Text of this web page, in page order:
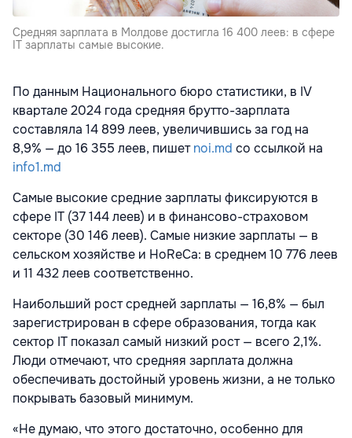
Средняя зарплата в Молдове достигла 16 400 леев: в сфере
IT зарплаты самые высокие.
По данным Национального бюро статистики, в IV
квартале 2024 года средняя брутто-зарплата
составляла 14 899 леев, увеличившись за год на
8,9% — до 16 355 леев, пишетnoi.md со ссылкой на
info1.md
Самые высокие средние зарплаты фиксируются в
сфере IT (37 144 леев) и в финансово-страховом
секторе (30 146 леев). Самые низкие зарплаты — в
сельском хозяйстве и HoReCa: в среднем 10 776 леев
и 11 432 леев соответственно.
Наибольший рост средней зарплаты — 16,8% — был
зарегистрирован в сфере образования, тогда как
сектор IT показал самый низкий рост — всего 2,1%.
Люди отмечают, что средняя зарплата должна
обеспечивать достойный уровень жизни, а не только
покрывать базовый минимум.
«Не думаю, что этого достаточно, особенно для